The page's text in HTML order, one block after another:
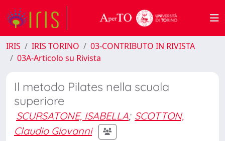
IRIS IRIS TORINO
03-CONTRIBUTO IN RIVISTA
03A-Articolo su Rivista
Il metodo Pilates nella scuola
superiore
SCURSATONE, ISABELLA; SCOTTON,
Claudio Giovanni